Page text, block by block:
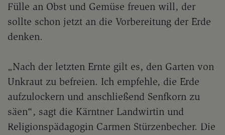
Fülle an Obst und Gemüse freuen will, der
sollte schon jetzt an die Vorbereitung der Erde
denken.
„Nach der letzten Ernte gilt es, den Garten von
Unkraut zu befreien. Ich empfehle, die Erde
aufzulockern und anschließend Senfkorn zu
säen“, sagt die Kärntner Landwirtin und
Religionspädagogin Carmen Stürzenbecher. Die